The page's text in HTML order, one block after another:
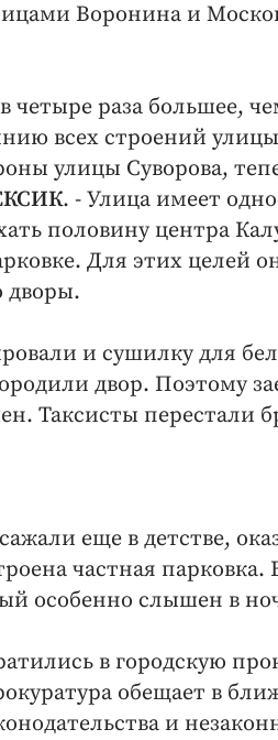
Воронина и
в четыре раза большее,
всех строений
улицы Суворова,
. - Улица имеет
половину центра
Для этих целей
дворы.
и сушилку для
двор. Поэтому
Таксисты перестали
еще в детстве,
частная
особенно слышен в
в городскую
обещает в
и